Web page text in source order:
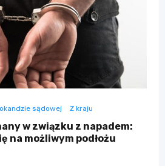
sądowej Z kraju
w związku z napadem:
na możliwym podłożu